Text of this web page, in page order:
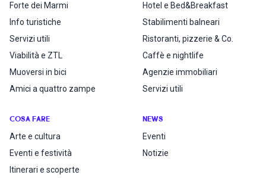
Forte dei Marmi
Info turistiche
Servizi utili
Viabilità e ZTL
Muoversi in bici
Amici a quattro zampe
Hotel e Bed&Breakfast
Stabilimenti balneari
Ristoranti, pizzerie & Co.
Caffè e nightlife
Agenzie immobiliari
Servizi utili
COSA FARE
Arte e cultura
Eventi e festività
Itinerari e scoperte
NEWS
Eventi
Notizie